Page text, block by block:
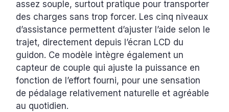
assez souple, surtout pratique pour transporter
des charges sans trop forcer. Les cinq niveaux
d’assistance permettent d’ajuster l’aide selon le
trajet, directement depuis l’écran LCD du
guidon. Ce modèle intègre également un
capteur de couple qui ajuste la puissance en
fonction de l’effort fourni, pour une sensation
de pédalage relativement naturelle et agréable
au quotidien.